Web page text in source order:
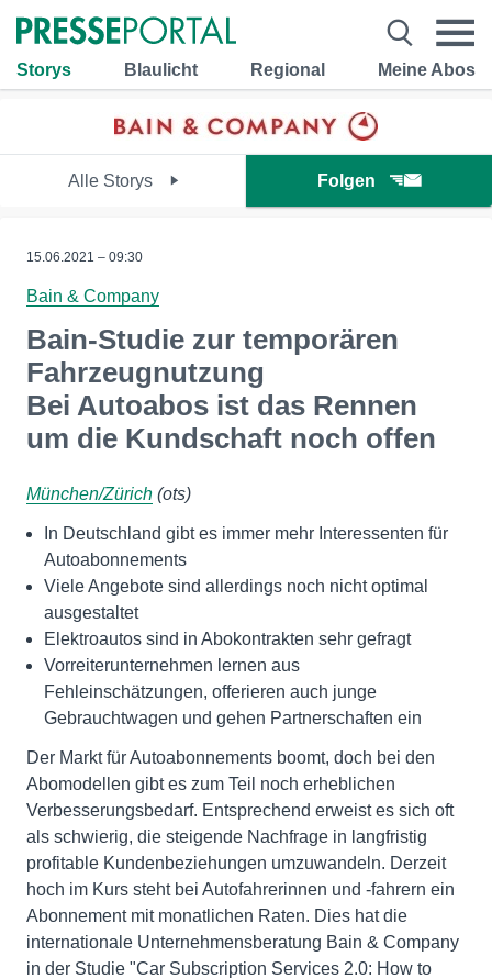
Storys Blaulicht Regional Meine Abos
Alle Storys Folgen
15.06.2021 – 09:30
Bain & Company
Bain-Studie zur temporären
Fahrzeugnutzung
Bei Autoabos ist das Rennen
um die Kundschaft noch offen
München/Zürich (ots)
In Deutschland gibt es immer mehr Interessenten für
Autoabonnements
Viele Angebote sind allerdings noch nicht optimal
ausgestaltet
Elektroautos sind in Abokontrakten sehr gefragt
Vorreiterunternehmen lernen aus
Fehleinschätzungen, offerieren auch junge
Gebrauchtwagen und gehen Partnerschaften ein
Der Markt für Autoabonnements boomt, doch bei den
Abomodellen gibt es zum Teil noch erheblichen
Verbesserungsbedarf. Entsprechend erweist es sich oft
als schwierig, die steigende Nachfrage in langfristig
profitable Kundenbeziehungen umzuwandeln. Derzeit
hoch im Kurs steht bei Autofahrerinnen und -fahrern ein
Abonnement mit monatlichen Raten. Dies hat die
internationale Unternehmensberatung Bain & Company
in der Studie "Car Subscription Services 2.0: How to